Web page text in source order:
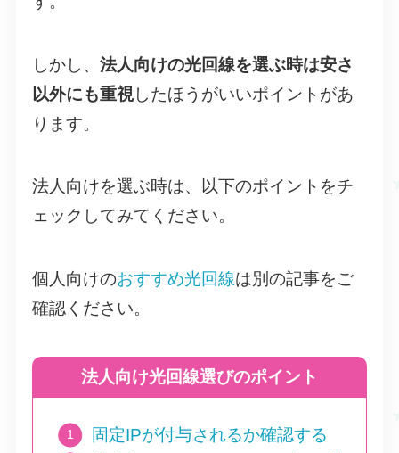
しかし、 法人向けの光回線を選ぶ時は安さ
以外にも重視したほうがいいポイントがあ
ります。
法人向けを選ぶ時は、以下のポイントをチ
ェックしてみてください。
個人向けのおすすめ光回線は別の記事をご
確認ください。
法人向け光回線選びのポイント
固定IPが付与されるか確認する